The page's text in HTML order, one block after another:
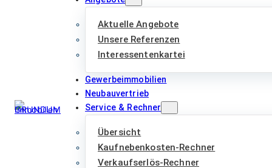
Aktuelle Angebote
Unsere Referenzen
Interessentenkartei
Gewerbeimmobilien
Neubauvertrieb
Service & Rechner
Übersicht
Kaufnebenkosten-Rechner
Verkaufserlös-Rechner